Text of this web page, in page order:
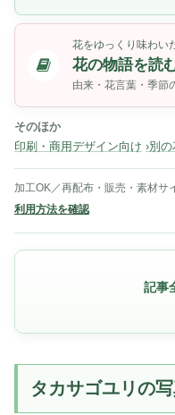
花をゆっくり味わい
花の物語を読
由来・花言葉・季節
そのほか
印刷・商用デザイン向け
別の
加工OK／再配布・販売・素材サ
利用方法を確認
記事
タカサゴユリの